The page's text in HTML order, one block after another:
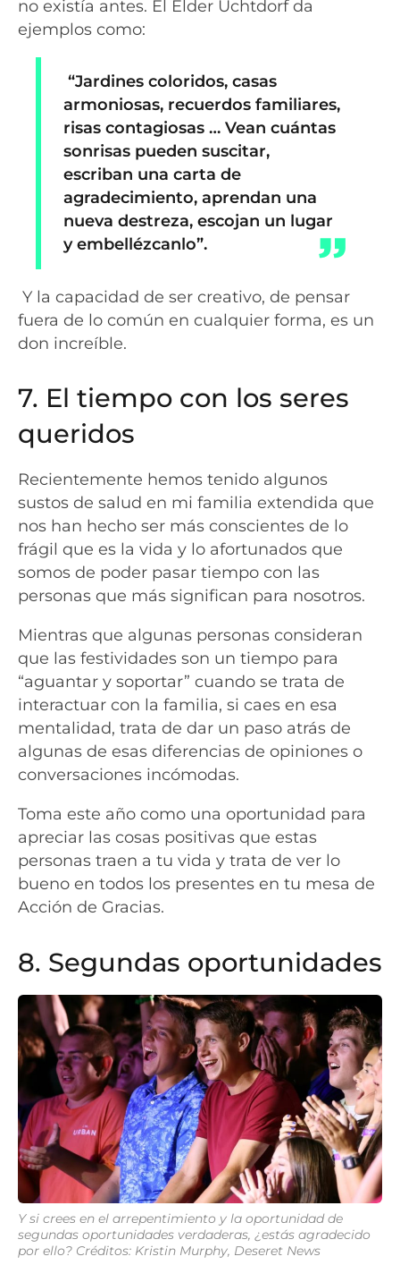
no existía antes. El Élder Uchtdorf da
ejemplos como:
“Jardines coloridos, casas
armoniosas, recuerdos familiares,
risas contagiosas … Vean cuántas
sonrisas pueden suscitar,
escriban una carta de
agradecimiento, aprendan una
nueva destreza, escojan un lugar
y embellézcanlo”.
Y la capacidad de ser creativo, de pensar
fuera de lo común en cualquier forma, es un
don increíble.
7. El tiempo con los seres
queridos
Recientemente hemos tenido algunos
sustos de salud en mi familia extendida que
nos han hecho ser más conscientes de lo
frágil que es la vida y lo afortunados que
somos de poder pasar tiempo con las
personas que más significan para nosotros.
Mientras que algunas personas consideran
que las festividades son un tiempo para
“aguantar y soportar” cuando se trata de
interactuar con la familia, si caes en esa
mentalidad, trata de dar un paso atrás de
algunas de esas diferencias de opiniones o
conversaciones incómodas.
Toma este año como una oportunidad para
apreciar las cosas positivas que estas
personas traen a tu vida y trata de ver lo
bueno en todos los presentes en tu mesa de
Acción de Gracias.
8. Segundas oportunidades
Y si crees en el arrepentimiento y la oportunidad de
segundas oportunidades verdaderas, ¿estás agradecido
por ello? Créditos: Kristin Murphy, Deseret News